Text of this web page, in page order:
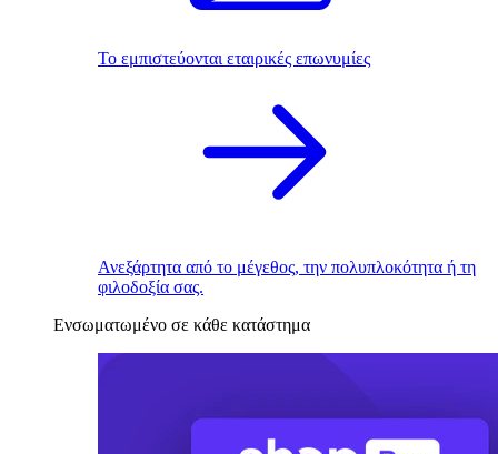
Το εμπιστεύονται εταιρικές επωνυμίες
Ανεξάρτητα από το μέγεθος, την πολυπλοκότητα ή τη
φιλοδοξία σας.
Ενσωματωμένο σε κάθε κατάστημα